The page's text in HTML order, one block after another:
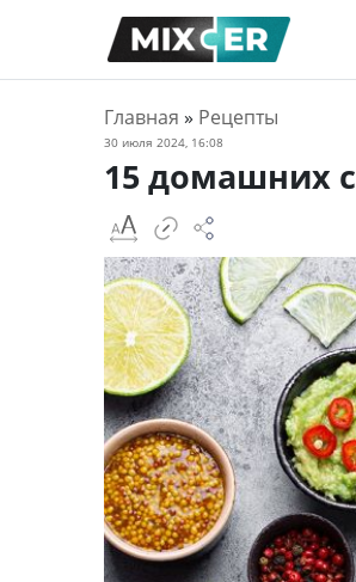
Главная » Рецепты
30 июля 2024, 16:08
15 домашних